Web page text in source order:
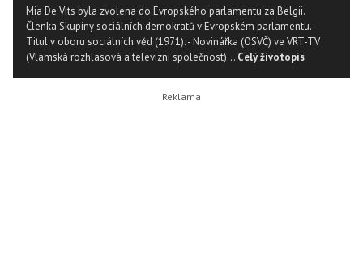
Mia De Vits byla zvolena do Evropského parlamentu za Belgii.
Členka Skupiny sociálních demokratů v Evropském parlamentu. -
Titul v oboru sociálních věd (1971). - Novinářka (OSVČ) ve VRT-TV
(Vlámská rozhlasová a televizní společnost)... Celý životopis